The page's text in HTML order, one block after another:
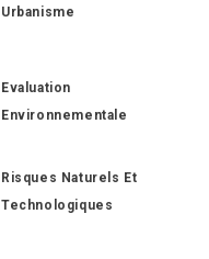
Urbanisme
Evaluation
Environnementale
Risques Naturels Et
Technologiques